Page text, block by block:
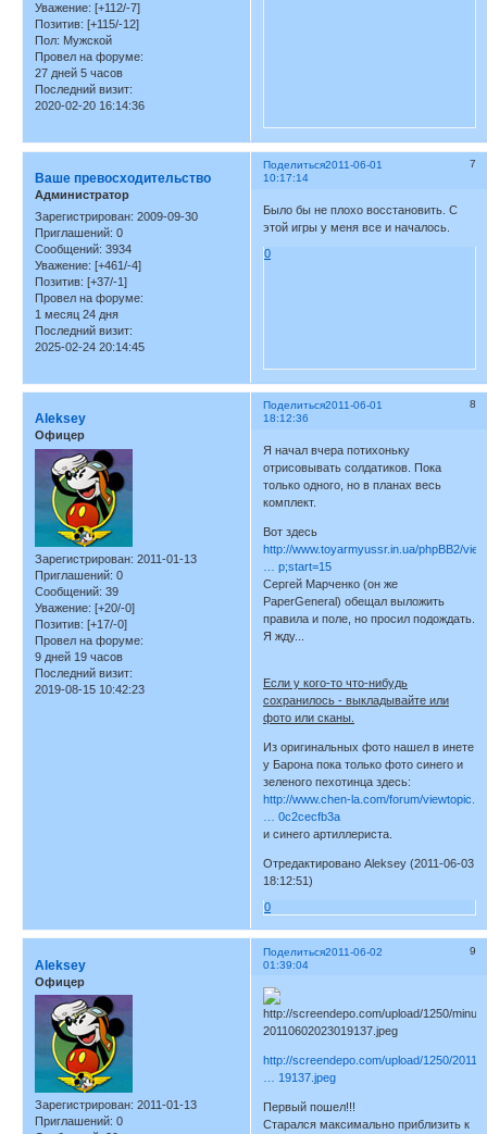
Уважение: [+112/-7]
Позитив: [+115/-12]
Пол: Мужской
Провел на форуме:
27 дней 5 часов
Последний визит:
2020-02-20 16:14:36
Поделиться 7
2011-06-01
10:17:14
Ваше превосходительство
Администратор
Зарегистрирован: 2009-09-30
Приглашений: 0
Сообщений: 3934
Уважение: [+461/-4]
Позитив: [+37/-1]
Провел на форуме:
1 месяц 24 дня
Последний визит:
2025-02-24 20:14:45
Было бы не плохо восстановить. С
этой игры у меня все и началось.
0
Поделиться 8
2011-06-01
18:12:36
Aleksey
Офицер
Зарегистрирован: 2011-01-13
Приглашений: 0
Сообщений: 39
Уважение: [+20/-0]
Позитив: [+17/-0]
Провел на форуме:
9 дней 19 часов
Последний визит:
2019-08-15 10:42:23
Я начал вчера потихоньку
отрисовывать солдатиков. Пока
только одного, но в планах весь
комплект.
Вот здесь
http://www.toyarmyussr.in.ua/phpBB2/vie
… p;start=15
Сергей Марченко (он же
PaperGeneral) обещал выложить
правила и поле, но просил подождать.
Я жду...
Если у кого-то что-нибудь
сохранилось - выкладывайте или
фото или сканы.
Из оригинальных фото нашел в инете
у Барона пока только фото синего и
зеленого пехотинца здесь:
http://www.chen-la.com/forum/viewtopic.
… 0c2cecfb3a
и синего артиллериста.
Отредактировано Aleksey (2011-06-03
18:12:51)
0
Поделиться 9
2011-06-02
01:39:04
Aleksey
Офицер
Зарегистрирован: 2011-01-13
Приглашений: 0
http://screendepo.com/upload/1250/20110
… 19137.jpeg
Первый пошел!!!
Старался максимально приблизить к